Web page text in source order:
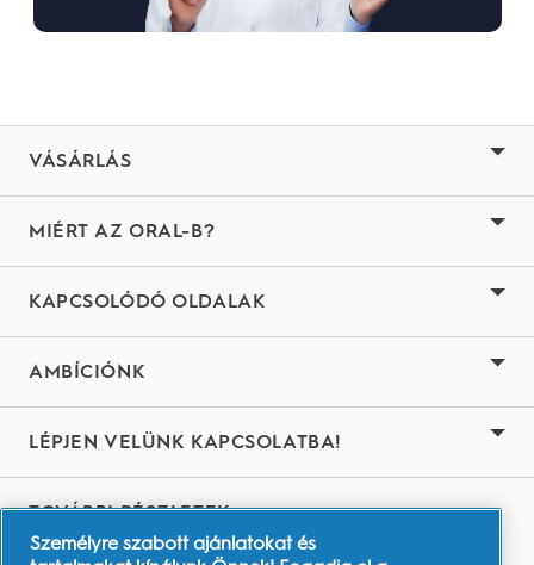
VÁSÁRLÁS
MIÉRT AZ ORAL-B?
KAPCSOLÓDÓ OLDALAK
AMBÍCIÓNK
LÉPJEN VELÜNK KAPCSOLATBA!
TOVÁBBI RÉSZLETEK
Youtube.com
Személyre szabott ajánlatokat és